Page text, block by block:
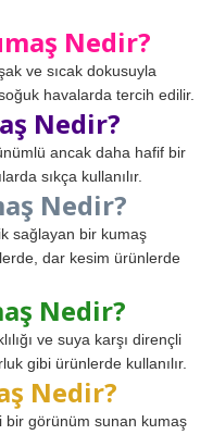
Nedir?
ve sıcak dokusuyla
havalarda tercih edilir.
Nedir?
ancak daha hafif bir
sıkça kullanılır.
Nedir?
sağlayan bir kumaş
dar kesim ürünlerde
Nedir?
ve suya karşı dirençli
gibi ürünlerde kullanılır.
Nedir?
bir görünüm sunan kumaş